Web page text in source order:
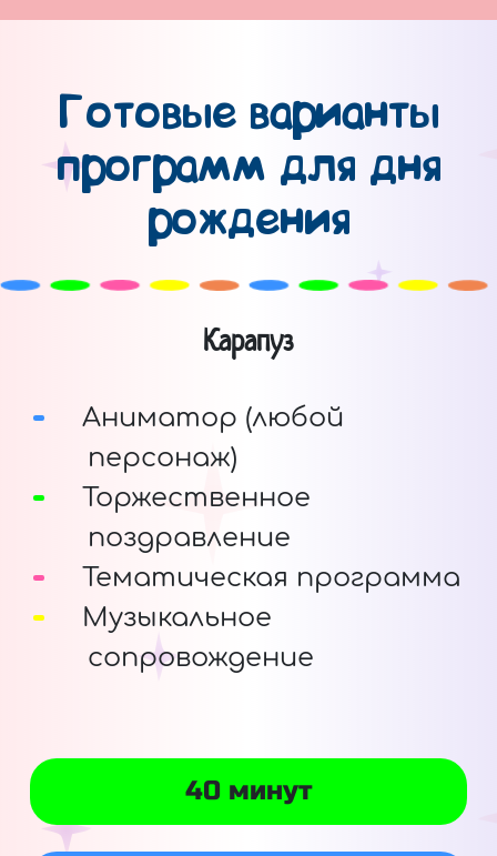
Готовые варианты
программ для дня
рождения
Карапуз
Аниматор (любой
персонаж)
Торжественное
поздравление
Тематическая программа
Музыкальное
сопровождение
40 минут